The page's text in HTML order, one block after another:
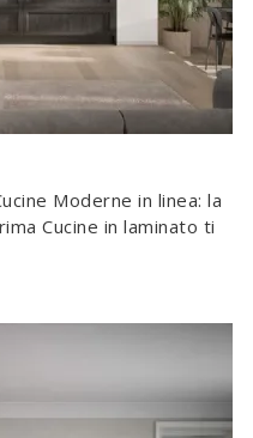
Moderne in linea: la
Cucine in laminato ti